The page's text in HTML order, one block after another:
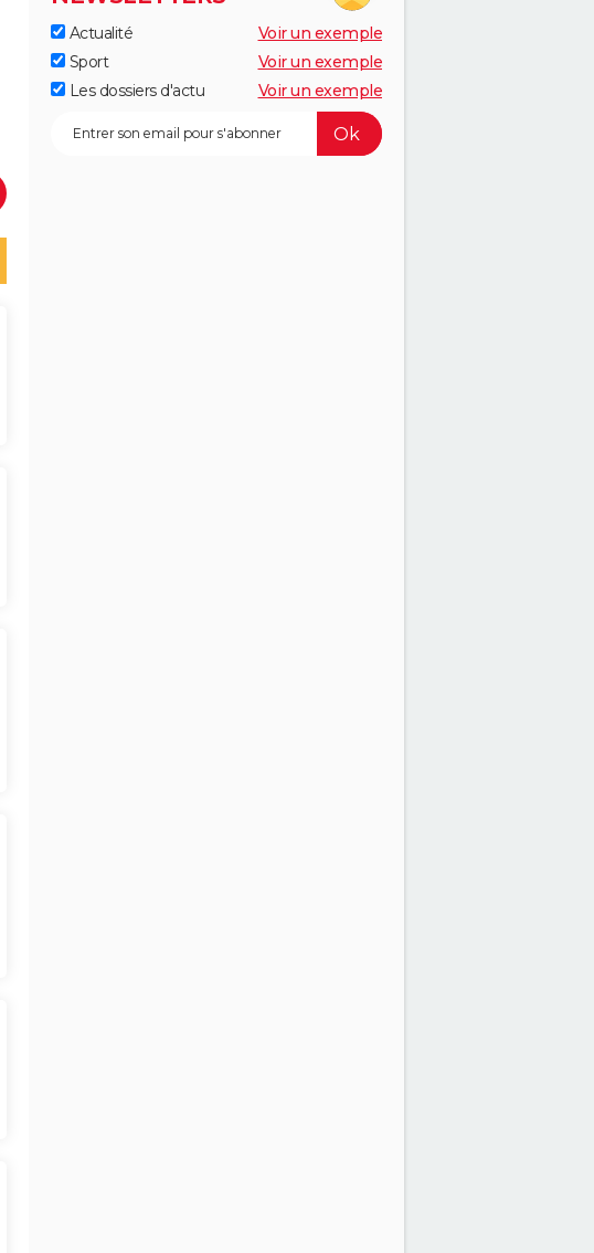
Actualité
Voir un exemple
Sport
Voir un exemple
Les dossiers d'actu
Voir un exemple